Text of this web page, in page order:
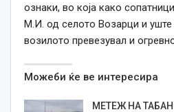
ознаки, во која како
М.И. од селото Возарци и
возилото превезувал и
Можеби ќе ве интересира
МЕТЕЖ НА